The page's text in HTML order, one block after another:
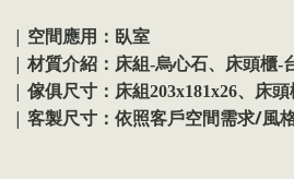
| 空間應用：臥室
| 材質介紹：床組-烏心石、床頭櫃-
| 傢俱尺寸：床組203x181x26、床頭
| 客製尺寸：依照客戶空間需求/風